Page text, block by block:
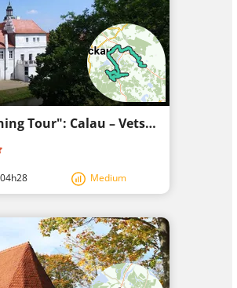
Third stage "Lower Lusatian Mining Tour": Calau – Vetschau
04h28 Medium